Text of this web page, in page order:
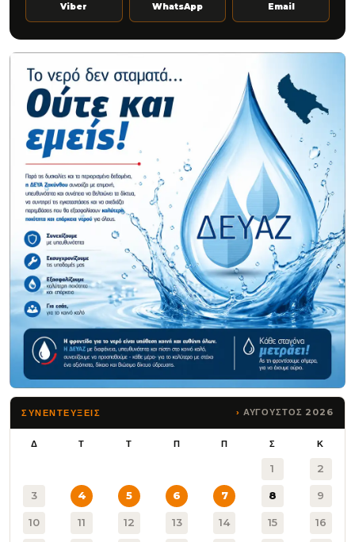
Viber WhatsApp Email
ΣΥΝΕΝΤΕΥΞΕΙΣ ΑΥΓΟΥΣΤΟΣ 2026
Δ Τ Τ Π Π Σ Κ
1 2
3 4 5 6 7 8 9
10 11 12 13 14 15 16